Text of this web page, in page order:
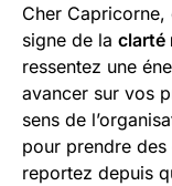
Cher Capricorne,
signe de la clarté
ressentez une
avancer sur vos
sens de
pour prendre des
reportez depuis